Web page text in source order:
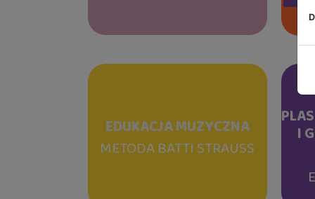
EDUKACJA MUZYCZNA
METODA BATTI STRAUSS
I